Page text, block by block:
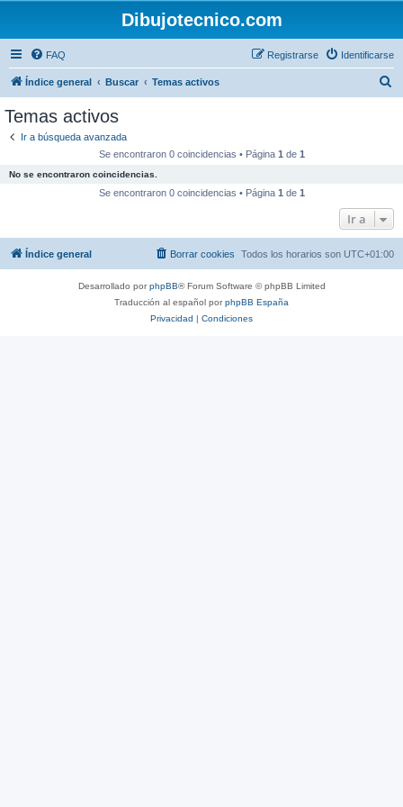
Dibujotecnico.com
FAQ Identificarse
Registrarse
Índice general Buscar Temas activos
Temas activos
Ir a búsqueda avanzada
Se encontraron 0 coincidencias • Página 1 de 1
No se encontraron coincidencias.
Se encontraron 0 coincidencias • Página 1 de 1
Ir a
Índice general Todos los horarios son UTC+01:00
Borrar cookies
Desarrollado porphpBB® Forum Software © phpBB Limited
Traducción al español porphpBB España
Privacidad | Condiciones